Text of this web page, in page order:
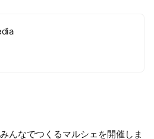
んなでつくるマルシェを開催しま